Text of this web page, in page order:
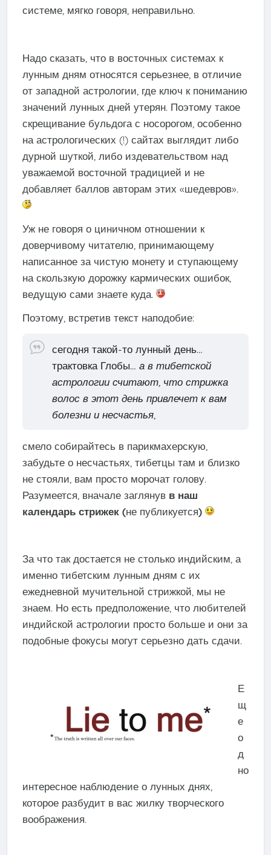
системе, мягко говоря, неправильно.
Надо сказать, что в восточных системах к
лунным дням относятся серьезнее, в отличие
от западной астрологии, где ключ к пониманию
значений лунных дней утерян. Поэтому такое
скрещивание бульдога с носорогом, особенно
на астрологических (!) сайтах выглядит либо
дурной шуткой, либо издевательством над
уважаемой восточной традицией и не
добавляет баллов авторам этих «шедевров».
Уж не говоря о циничном отношении к
доверчивому читателю, принимающему
написанное за чистую монету и ступающему
на скользкую дорожку кармических ошибок,
ведущую сами знаете куда.
Поэтому, встретив текст наподобие:
сегодня такой-то лунный день…
трактовка Глобы…а в тибетской
астрологии считают, что стрижка
волос в этот день привлечет к вам
болезни и несчастья
смело собирайтесь в парикмахерскую,
забудьте о несчастьях, тибетцы там и близко
не стояли, вам просто морочат голову.
Разумеется, вначале заглянув в наш
календарь стрижек (не публикуется)
За что так достается не столько индийским, а
именно тибетским лунным дням с их
ежедневной мучительной стрижкой, мы не
знаем. Но есть предположение, что любителей
индийской астрологии просто больше и они за
подобные фокусы могут серьезно дать сдачи.
Е
щ
е
о
д
но
интересное наблюдение о лунных днях,
которое разбудит в вас жилку творческого
воображения.